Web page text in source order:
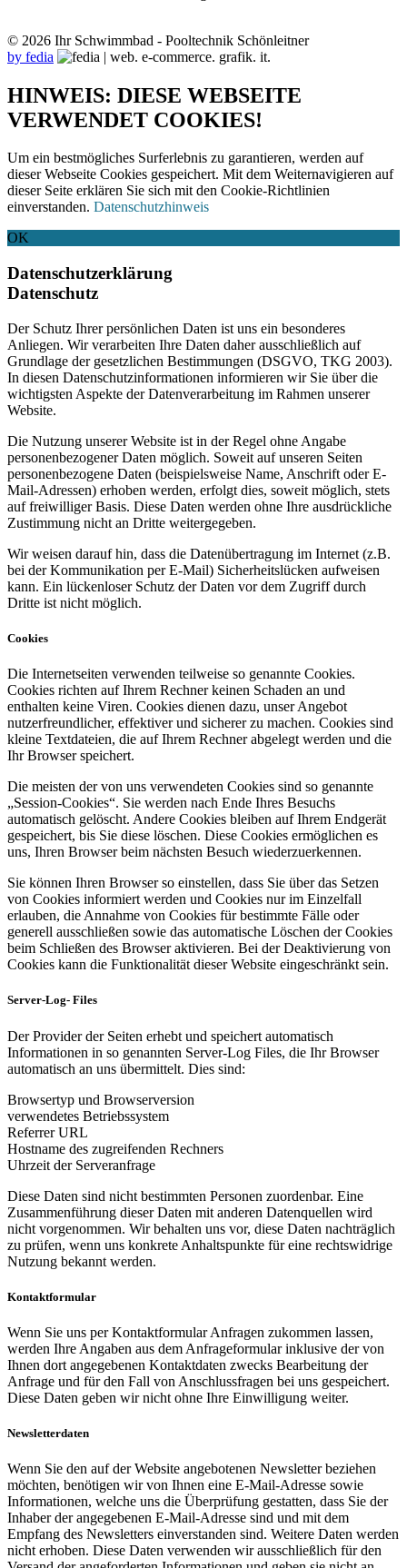
© 2026 Ihr Schwimmbad - Pooltechnik Schönleitner
by fedia
HINWEIS: DIESE WEBSEITE
VERWENDET COOKIES!
Um ein bestmögliches Surferlebnis zu garantieren, werden auf
dieser Webseite Cookies gespeichert. Mit dem Weiternavigieren auf
dieser Seite erklären Sie sich mit den Cookie-Richtlinien
einverstanden. Datenschutzhinweis
OK
Datenschutzerklärung
Datenschutz
Der Schutz Ihrer persönlichen Daten ist uns ein besonderes
Anliegen. Wir verarbeiten Ihre Daten daher ausschließlich auf
Grundlage der gesetzlichen Bestimmungen (DSGVO, TKG 2003).
In diesen Datenschutzinformationen informieren wir Sie über die
wichtigsten Aspekte der Datenverarbeitung im Rahmen unserer
Website.
Die Nutzung unserer Website ist in der Regel ohne Angabe
personenbezogener Daten möglich. Soweit auf unseren Seiten
personenbezogene Daten (beispielsweise Name, Anschrift oder E-
Mail-Adressen) erhoben werden, erfolgt dies, soweit möglich, stets
auf freiwilliger Basis. Diese Daten werden ohne Ihre ausdrückliche
Zustimmung nicht an Dritte weitergegeben.
Wir weisen darauf hin, dass die Datenübertragung im Internet (z.B.
bei der Kommunikation per E-Mail) Sicherheitslücken aufweisen
kann. Ein lückenloser Schutz der Daten vor dem Zugriff durch
Dritte ist nicht möglich.
Cookies
Die Internetseiten verwenden teilweise so genannte Cookies.
Cookies richten auf Ihrem Rechner keinen Schaden an und
enthalten keine Viren. Cookies dienen dazu, unser Angebot
nutzerfreundlicher, effektiver und sicherer zu machen. Cookies sind
kleine Textdateien, die auf Ihrem Rechner abgelegt werden und die
Ihr Browser speichert.
Die meisten der von uns verwendeten Cookies sind so genannte
„Session-Cookies“. Sie werden nach Ende Ihres Besuchs
automatisch gelöscht. Andere Cookies bleiben auf Ihrem Endgerät
gespeichert, bis Sie diese löschen. Diese Cookies ermöglichen es
uns, Ihren Browser beim nächsten Besuch wiederzuerkennen.
Sie können Ihren Browser so einstellen, dass Sie über das Setzen
von Cookies informiert werden und Cookies nur im Einzelfall
erlauben, die Annahme von Cookies für bestimmte Fälle oder
generell ausschließen sowie das automatische Löschen der Cookies
beim Schließen des Browser aktivieren. Bei der Deaktivierung von
Cookies kann die Funktionalität dieser Website eingeschränkt sein.
Server-Log- Files
Der Provider der Seiten erhebt und speichert automatisch
Informationen in so genannten Server-Log Files, die Ihr Browser
automatisch an uns übermittelt. Dies sind:
Browsertyp und Browserversion
verwendetes Betriebssystem
Referrer URL
Hostname des zugreifenden Rechners
Uhrzeit der Serveranfrage
Diese Daten sind nicht bestimmten Personen zuordenbar. Eine
Zusammenführung dieser Daten mit anderen Datenquellen wird
nicht vorgenommen. Wir behalten uns vor, diese Daten nachträglich
zu prüfen, wenn uns konkrete Anhaltspunkte für eine rechtswidrige
Nutzung bekannt werden.
Kontaktformular
Wenn Sie uns per Kontaktformular Anfragen zukommen lassen,
werden Ihre Angaben aus dem Anfrageformular inklusive der von
Ihnen dort angegebenen Kontaktdaten zwecks Bearbeitung der
Anfrage und für den Fall von Anschlussfragen bei uns gespeichert.
Diese Daten geben wir nicht ohne Ihre Einwilligung weiter.
Newsletterdaten
Wenn Sie den auf der Website angebotenen Newsletter beziehen
möchten, benötigen wir von Ihnen eine E-Mail-Adresse sowie
Informationen, welche uns die Überprüfung gestatten, dass Sie der
Inhaber der angegebenen E-Mail-Adresse sind und mit dem
Empfang des Newsletters einverstanden sind. Weitere Daten werden
nicht erhoben. Diese Daten verwenden wir ausschließlich für den